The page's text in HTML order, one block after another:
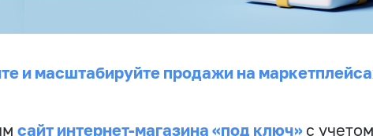
и масштабируйте продажи на
сайт интернет-магазина «под ключ» с учетом